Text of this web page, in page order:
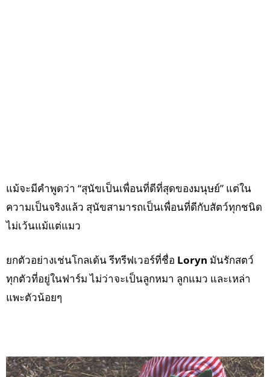
แม้จะมีคำพูดว่า “สุนัขเป็นเพื่อนที่ดีที่สุดของมนุษย์” แต่ใน
ความเป็นจริงแล้ว สุนัขสามารถเป็นเพื่อนที่ดีกับสัตว์ทุกชนิด
ไม่เว้นแม้แต่แมว
ยกตัวอย่างเช่นโกลเด้น รีทรีฟเวอร์ที่ชื่อ Loryn มันรักสตว์
ทุกตัวที่อยู่ในฟาร์ม ไม่ว่าจะเป็นลูกหมา ลูกแมว และเหล่า
แพะตัวน้อยๆ